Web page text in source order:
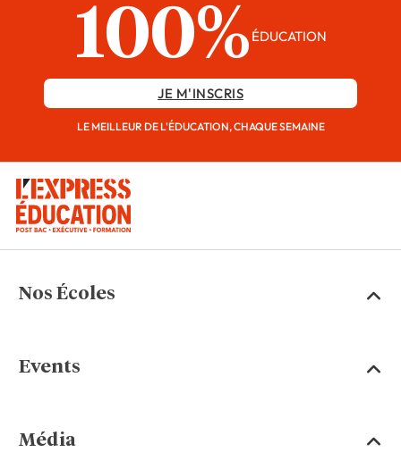
100% ÉDUCATION
JE M'INSCRIS
LE MEILLEUR DE L'ÉDUCATION, CHAQUE SEMAINE
Nos Écoles
Events
Média